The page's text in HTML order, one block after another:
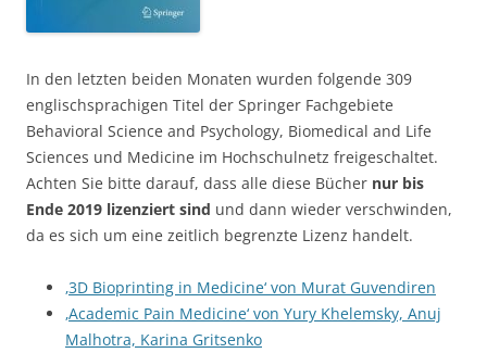
In den letzten beiden Monaten wurden folgende 309
englischsprachigen Titel der Springer Fachgebiete
Behavioral Science and Psychology, Biomedical and Life
Sciences und Medicine im Hochschulnetz freigeschaltet.
Achten Sie bitte darauf, dass alle diese Bücher nur bis
Ende 2019 lizenziert sind und dann wieder verschwinden,
da es sich um eine zeitlich begrenzte Lizenz handelt.
‚3D Bioprinting in Medicine‘ von Murat Guvendiren
‚Academic Pain Medicine‘ von Yury Khelemsky, Anuj
Malhotra, Karina Gritsenko